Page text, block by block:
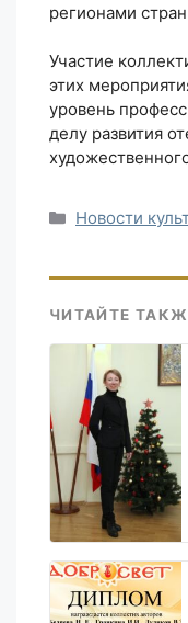
регионами
Участие
этих
уровень
делу развития
Рубрики
Новости
ЧИТАЙТЕ